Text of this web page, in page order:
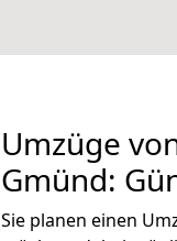
Umzüge
Gmünd:
Sie planen einen